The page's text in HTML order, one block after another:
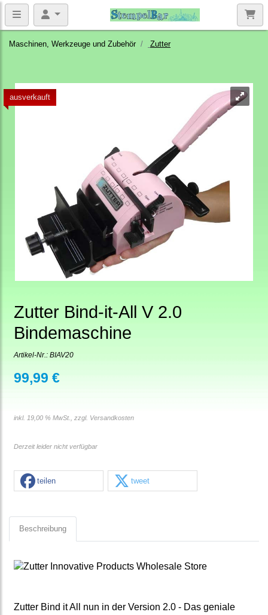
Maschinen, Werkzeuge und Zubehör Zutter
ausverkauft
Zutter Bind-it-All V 2.0
Bindemaschine
Artikel-Nr.: BIAV20
99,99 €
inkl. 19,00 % MwSt., zzgl. Versandkosten
Derzeit leider nicht verfügbar
teilen tweet
Beschreibung
Zutter Bind it All nun in der Version 2.0 - Das geniale